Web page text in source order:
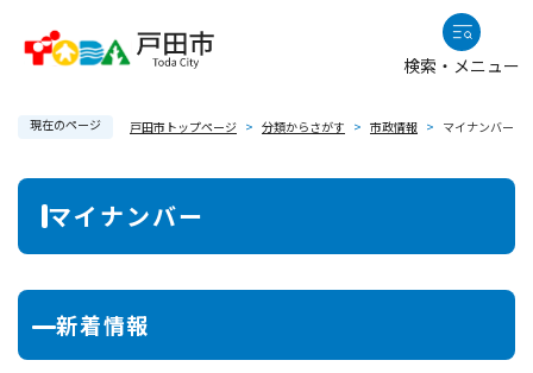
検索・メニュー
現在のページ 戸田市トップページ > 分類からさがす > 市政情報 > マイナンバー
本
マイナンバー
新着情報